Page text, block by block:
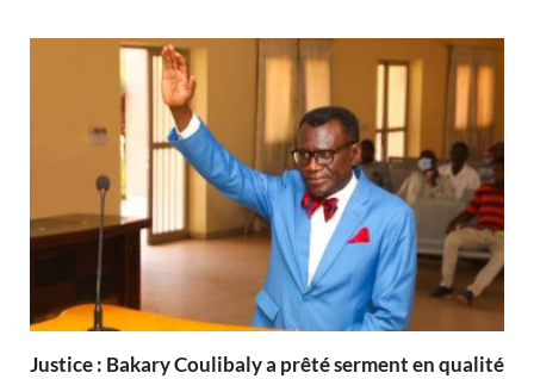
Justice : Bakary Coulibaly a prêté serment en qualité